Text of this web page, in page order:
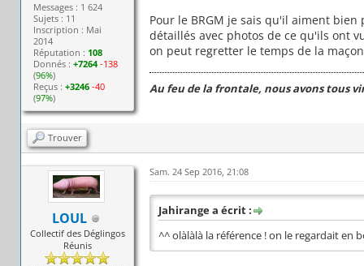
Messages : 1 624
Sujets : 11
Inscription : Mai
2014
Réputation : 108
Donnés :+7264 -138
(96%)
Reçus :+3246 -40
(97%)
Pour le BRGM je sais qu'il aiment
détaillés avec photos de ce qu'ils ont
on peut regretter le temps de la
Au feu de la frontale, nous avons tous
Trouver
LOUL
Collectif des Déglingos
Réunis
Sam. 24 Sep 2016, 21:08
Jahirange a écrit :
^^ olàlàlà la référence ! on le regardait en